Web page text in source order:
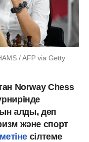
/ AFP via Getty
Norway Chess
алды, деп
және спорт
сілтеме